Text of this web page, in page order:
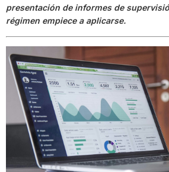
presentación de informes de
régimen empiece a aplicarse.